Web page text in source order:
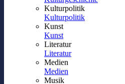
Kulturpolitik
Kulturpolitik
Kunst
Kunst
Literatur
Literatur
Medien
Medien
Musik